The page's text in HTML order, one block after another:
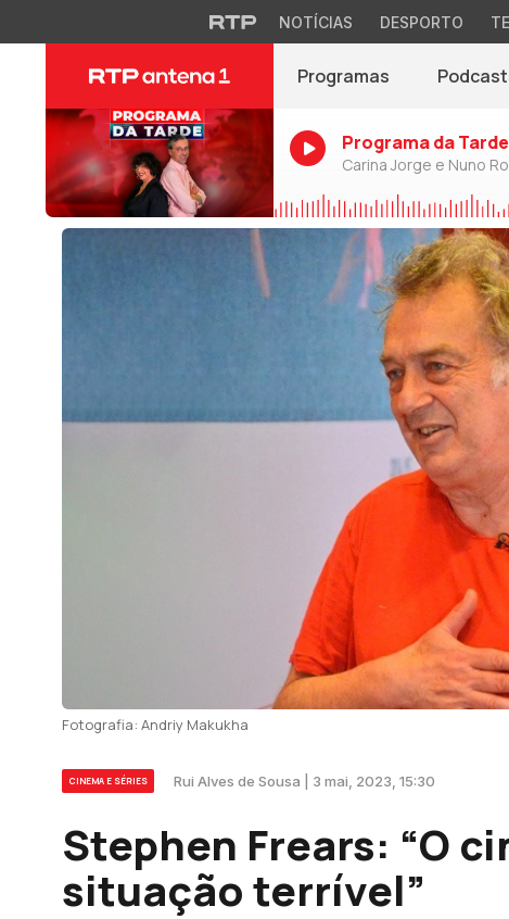
NOTÍCIAS DESPORTO
Programas
Programa da Tarde
Carina Jorge e Nuno
Fotografia: Andriy Makukha
CINEMA E SÉRIES Rui Alves de Sousa | 3 mai, 2023, 15:30
Stephen Frears: “O
situação terrível”